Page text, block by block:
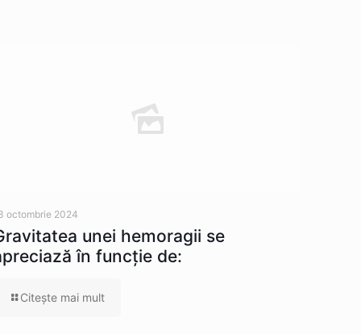
octombrie 2024
unei hemoragii se
în funcție de:
Citeşte mai mult